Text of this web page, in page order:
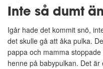
Inte så dumt
Igår hade det kommit snö,
det skulle gå att åka pulka.
pappa och mamma
henne på babypulkan. Det